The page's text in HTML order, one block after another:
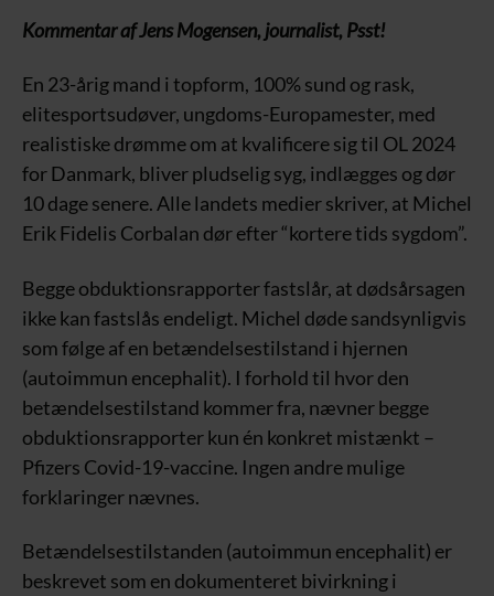
Kommentar af Jens Mogensen, journalist, Psst!
En 23-årig mand i topform, 100% sund og rask,
elitesportsudøver, ungdoms-Europamester, med
realistiske drømme om at kvalificere sig til OL 2024
for Danmark, bliver pludselig syg, indlægges og dør
10 dage senere. Alle landets medier skriver, at Michel
Erik Fidelis Corbalan dør efter “kortere tids sygdom”.
Begge obduktionsrapporter fastslår, at dødsårsagen
ikke kan fastslås endeligt. Michel døde sandsynligvis
som følge af en betændelsestilstand i hjernen
(autoimmun encephalit). I forhold til hvor den
betændelsestilstand kommer fra, nævner begge
obduktionsrapporter kun én konkret mistænkt –
Pfizers Covid-19-vaccine. Ingen andre mulige
forklaringer nævnes.
Betændelsestilstanden (autoimmun encephalit) er
beskrevet som en dokumenteret bivirkning i